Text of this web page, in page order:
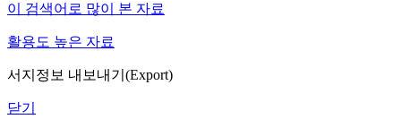
이 검색어로 많이 본 자료
활용도 높은 자료
서지정보 내보내기(Export)
닫기